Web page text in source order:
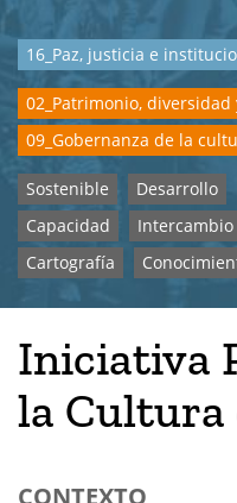
16_Paz, justicia e
02_Patrimonio,
09_Gobernanza de la
Sostenible Desarrollo
Capacidad
Cartografía
Iniciativa
la Cultura
CONTEXTO